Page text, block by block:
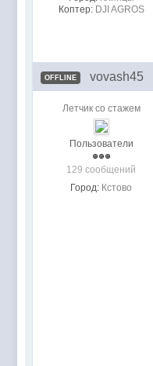
Коптер: DJI AGROS
OFFLINE vovash45
Летчик со стажем
Пользователи
129 сообщений
Город: Кстово